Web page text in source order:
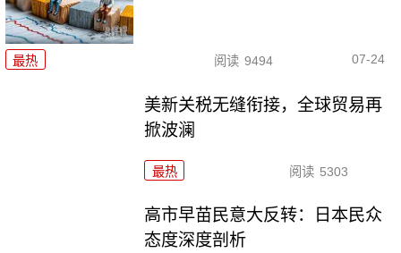
最热 阅读 9494 07-24
美新关税无缝衔接，全球贸易再
掀波澜
最热 阅读 5303
高市早苗民意大反转：日本民众
态度深度剖析